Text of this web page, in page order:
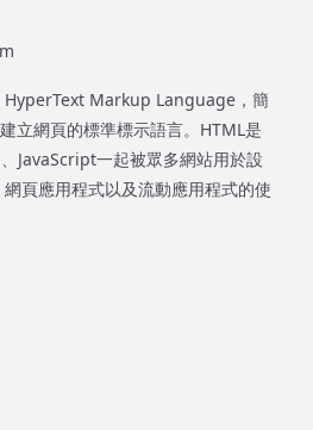
HyperText Markup Language，簡
立網頁的標準標示語言。HTML是
JavaScript一起被眾多網站用於設
頁應用程式以及流動應用程式的使